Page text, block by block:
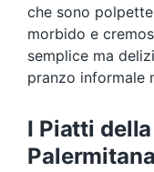
che sono
morbido e
semplice ma
pranzo informale
I Piatti
Palermitana